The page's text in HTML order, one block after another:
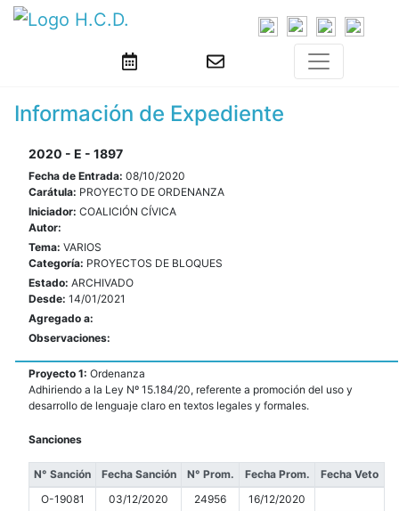
Información de Expediente
2020 - E - 1897
Fecha de Entrada: 08/10/2020
Carátula: PROYECTO DE ORDENANZA
Iniciador: COALICIÓN CÍVICA
Autor:
Tema: VARIOS
Categoría: PROYECTOS DE BLOQUES
Estado: ARCHIVADO
Desde: 14/01/2021
Agregado a:
Observaciones:
Proyecto 1: Ordenanza
Adhiriendo a la Ley Nº 15.184/20, referente a promoción del uso y
desarrollo de lenguaje claro en textos legales y formales.
Sanciones
N° Sanción Fecha Sanción N° Prom. Fecha Prom.
Fecha Veto
O-19081
03/12/2020 24956 16/12/2020